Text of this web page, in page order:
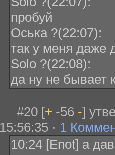
пробуй
Оська ?(22:07):
так у меня даже
Solo ?(22:08):
да ну не бывает
#20 [+ -56 -]
15:56:35 · 1
10:24 [Enot] а